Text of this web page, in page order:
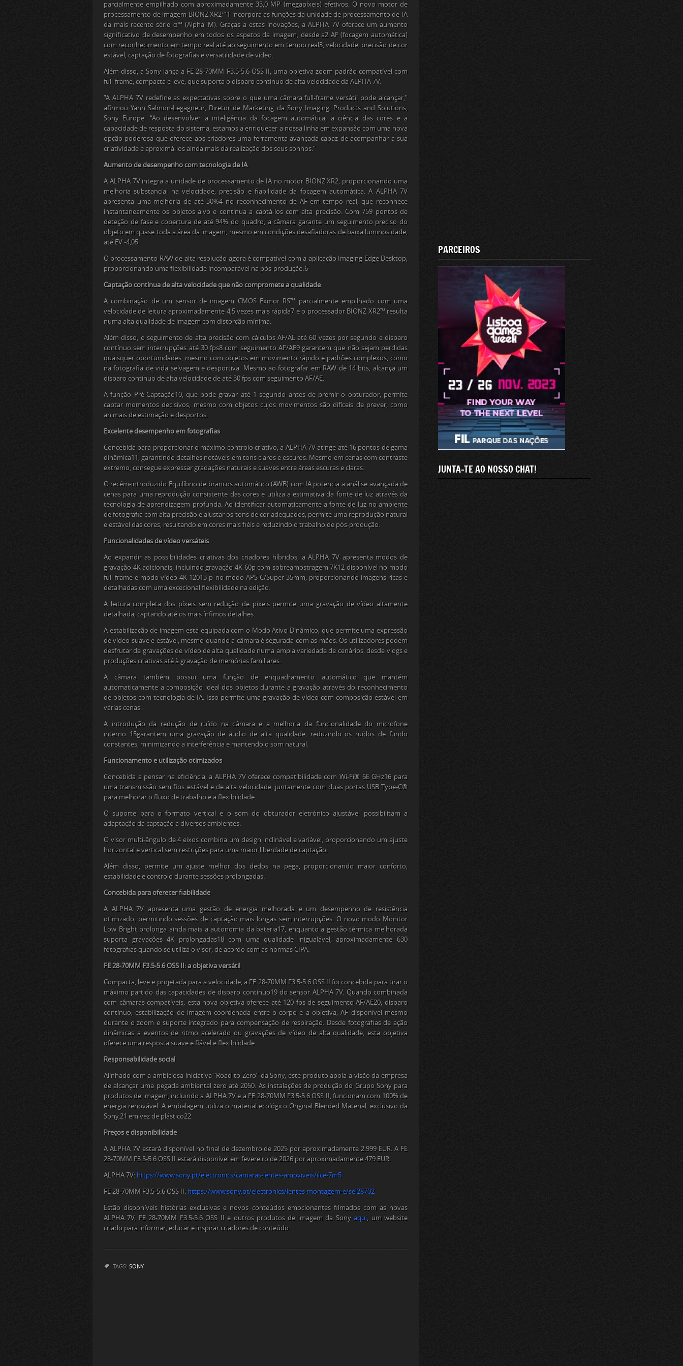
parcialmente empilhado com aproximadamente 33,0 MP (megapíxeis) efetivos. O novo motor de
processamento de imagem BIONZ XR2™1 incorpora as funções da unidade de processamento de IA
da mais recente série α™ (AlphaTM). Graças a estas inovações, a ALPHA 7V oferece um aumento
significativo de desempenho em todos os aspetos da imagem, desde a2 AF (focagem automática)
com reconhecimento em tempo real até ao seguimento em tempo real3, velocidade, precisão de cor
estável, captação de fotografias e versatilidade de vídeo.
Além disso, a Sony lança a FE 28-70MM F3.5-5.6 OSS II, uma objetiva zoom padrão compatível com
full-frame, compacta e leve, que suporta o disparo contínuo de alta velocidade da ALPHA 7V.
“A ALPHA 7V redefine as expectativas sobre o que uma câmara full-frame versátil pode alcançar,”
afirmou Yann Salmon-Legagneur, Diretor de Marketing da Sony Imaging, Products and Solutions,
Sony Europe. “Ao desenvolver a inteligência da focagem automática, a ciência das cores e a
capacidade de resposta do sistema, estamos a enriquecer a nossa linha em expansão com uma nova
opção poderosa que oferece aos criadores uma ferramenta avançada capaz de acompanhar a sua
criatividade e aproximá-los ainda mais da realização dos seus sonhos.”
Aumento de desempenho com tecnologia de IA
A ALPHA 7V integra a unidade de processamento de IA no motor BIONZ XR2, proporcionando uma
melhoria substancial na velocidade, precisão e fiabilidade da focagem automática. A ALPHA 7V
apresenta uma melhoria de até 30%4no reconhecimento de AF em tempo real, que reconhece
instantaneamente os objetos alvo e continua a captá-los com alta precisão. Com 759 pontos de
deteção de fase e cobertura de até 94% do quadro, a câmara garante um seguimento preciso do
objeto em quase toda a área da imagem, mesmo em condições desafiadoras de baixa luminosidade,
até EV -4,05.
O processamento RAW de alta resolução agora é compatível com a aplicação Imaging Edge Desktop,
proporcionando uma flexibilidade incomparável na pós-produção.6
Captação contínua de alta velocidade que não compromete a qualidade
A combinação de um sensor de imagem CMOS Exmor RS™ parcialmente empilhado com uma
velocidade de leitura aproximadamente 4,5 vezes mais rápida7e o processador BIONZ XR2™ resulta
numa alta qualidade de imagem com distorção mínima.
Além disso, o seguimento de alta precisão com cálculos AF/AE até 60 vezes por segundo e disparo
contínuo sem interrupções até 30 fps8com seguimento AF/AE9garantem que não sejam perdidas
quaisquer oportunidades, mesmo com objetos em movimento rápido e padrões complexos, como
na fotografia de vida selvagem e desportiva. Mesmo ao fotografar em RAW de 14 bits, alcança um
disparo contínuo de alta velocidade de até 30 fps com seguimento AF/AE.
A função Pré-Captação10, que pode gravar até 1 segundo antes de premir o obturador, permite
captar momentos decisivos, mesmo com objetos cujos movimentos são difíceis de prever, como
animais de estimação e desportos.
Excelente desempenho em fotografias
Concebida para proporcionar o máximo controlo criativo, a ALPHA 7V atinge até 16 pontos de gama
dinâmica11 , garantindo detalhes notáveis em tons claros e escuros. Mesmo em cenas com contraste
extremo, consegue expressar gradações naturais e suaves entre áreas escuras e claras.
O recém-introduzido Equilíbrio de brancos automático (AWB) com IA potencia a análise avançada de
cenas para uma reprodução consistente das cores e utiliza a estimativa da fonte de luz através da
tecnologia de aprendizagem profunda. Ao identificar automaticamente a fonte de luz no ambiente
de fotografia com alta precisão e ajustar os tons de cor adequados, permite uma reprodução natural
e estável das cores, resultando em cores mais fiéis e reduzindo o trabalho de pós-produção.
Funcionalidades de vídeo versáteis
Ao expandir as possibilidades criativas dos criadores híbridos, a ALPHA 7V apresenta modos de
gravação 4K adicionais, incluindo gravação 4K 60p com sobreamostragem 7K12 disponível no modo
full-frame e modo vídeo 4K 12013 p no modo APS-C/Super 35mm, proporcionando imagens ricas e
detalhadas com uma excecional flexibilidade na edição.
A leitura completa dos píxeis sem redução de píxeis permite uma gravação de vídeo altamente
detalhada, captando até os mais ínfimos detalhes.
A estabilização de imagem está equipada com o Modo Ativo Dinâmico, que permite uma expressão
de vídeo suave e estável, mesmo quando a câmara é segurada com as mãos. Os utilizadores podem
desfrutar de gravações de vídeo de alta qualidade numa ampla variedade de cenários, desde vlogs e
produções criativas até à gravação de memórias familiares.
A câmara também possui uma função de enquadramento automático que mantém
automaticamente a composição ideal dos objetos durante a gravação através do reconhecimento
de objetos com tecnologia de IA. Isso permite uma gravação de vídeo com composição estável em
várias cenas.
A introdução da redução de ruído na câmara e a melhoria da funcionalidade do microfone
interno 15garantem uma gravação de áudio de alta qualidade, reduzindo os ruídos de fundo
constantes, minimizando a interferência e mantendo o som natural.
Funcionamento e utilização otimizados
Concebida a pensar na eficiência, a ALPHA 7V oferece compatibilidade com Wi-Fi® 6E GHz16para
uma transmissão sem fios estável e de alta velocidade, juntamente com duas portas USB Type-C®
para melhorar o fluxo de trabalho e a flexibilidade.
O suporte para o formato vertical e o som do obturador eletrónico ajustável possibilitam a
adaptação da captação a diversos ambientes.
O visor multi-ângulo de 4 eixos combina um design inclinável e variável, proporcionando um ajuste
horizontal e vertical sem restrições para uma maior liberdade de captação.
Além disso, permite um ajuste melhor dos dedos na pega, proporcionando maior conforto,
estabilidade e controlo durante sessões prolongadas.
Concebida para oferecer fiabilidade
A ALPHA 7V apresenta uma gestão de energia melhorada e um desempenho de resistência
otimizado, permitindo sessões de captação mais longas sem interrupções. O novo modo Monitor
Low Bright prolonga ainda mais a autonomia da bateria17, enquanto a gestão térmica melhorada
suporta gravações 4K prolongadas18com uma qualidade inigualável, aproximadamente 630
fotografias quando se utiliza o visor, de acordo com as normas CIPA.
FE 28-70MM F3.5-5.6 OSS II: a objetiva versátil
Compacta, leve e projetada para a velocidade, a FE 28-70MM F3.5-5.6 OSS II foi concebida para tirar o
máximo partido das capacidades de disparo contínuo19do sensor ALPHA 7V. Quando combinada
com câmaras compatíveis, esta nova objetiva oferece até 120 fps de seguimento AF/AE20, disparo
contínuo, estabilização de imagem coordenada entre o corpo e a objetiva, AF disponível mesmo
durante o zoom e suporte integrado para compensação de respiração. Desde fotografias de ação
dinâmicas a eventos de ritmo acelerado ou gravações de vídeo de alta qualidade, esta objetiva
oferece uma resposta suave e fiável e flexibilidade.
Responsabilidade social
Alinhado com a ambiciosa iniciativa “Road to Zero” da Sony, este produto apoia a visão da empresa
de alcançar uma pegada ambiental zero até 2050. As instalações de produção do Grupo Sony para
produtos de imagem, incluindo a ALPHA 7V e a FE 28-70MM F3.5-5.6 OSS II, funcionam com 100% de
energia renovável. A embalagem utiliza o material ecológico Original Blended Material, exclusivo da
Sony,21 em vez de plástico22.
Preços e disponibilidade
A ALPHA 7V estará disponível no final de dezembro de 2025 por aproximadamente 2.999 EUR. A FE
28-70MM F3.5-5.6 OSS II estará disponível em fevereiro de 2026 por aproximadamente 479 EUR.
ALPHA 7V: https://www.sony.pt/electronics/camaras-lentes-amo​vivei​s/ilc​e-7m5
FE 28-70MM F3.5-5.6 OSS II: https://www.sony.pt/electronics/lentes-montagem-e/​sel28​702
Estão disponíveis histórias exclusivas e novos conteúdos emocionantes filmados com as novas
ALPHA 7V, FE 28-70MM F3.5-5.6 OSS II e outros produtos de imagem da Sonyaqui, um website
criado para informar, educar e inspirar criadores de conteúdo.
TAGS: SONY
PARCEIROS
JUNTA-TE AO NOSSO CHAT!